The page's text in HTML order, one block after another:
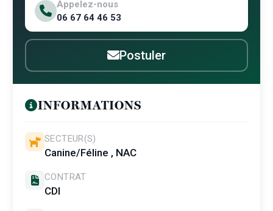
Appelez-nous
06 67 64 46 53
Postuler
INFORMATIONS
SECTEUR(S)
Canine/Féline , NAC
CONTRAT
CDI